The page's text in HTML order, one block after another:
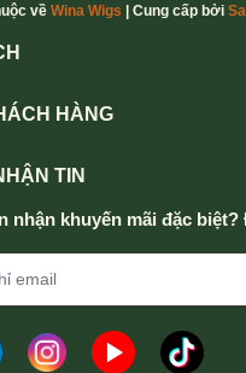
về Wina Wigs | Cung cấp bởi
HÀNG
TIN
nhận khuyến mãi đặc biệt?